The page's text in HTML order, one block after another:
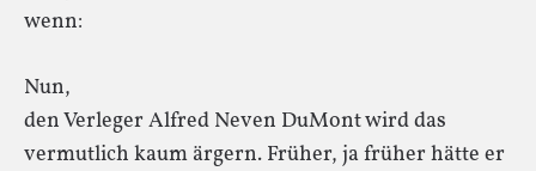
wenn:
Nun,
den Verleger Alfred Neven DuMont wird das
vermutlich kaum ärgern. Früher, ja früher hätte er